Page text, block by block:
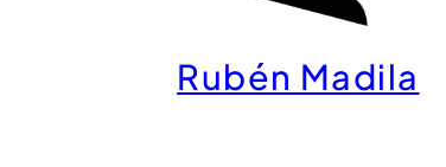
Rubén Madila